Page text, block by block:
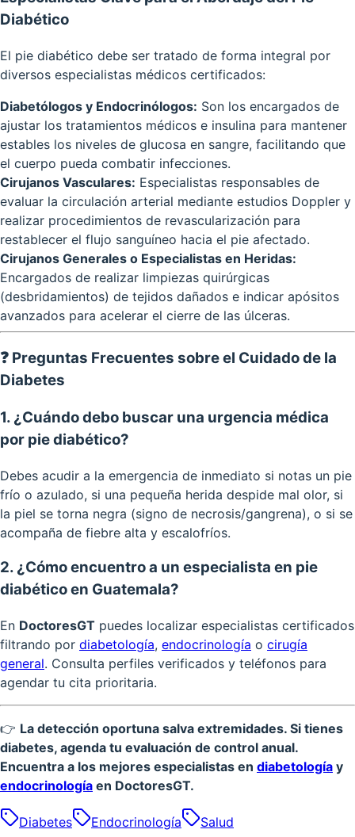
Diabético
El pie diabético debe ser tratado de forma integral por
diversos especialistas médicos certificados:
Diabetólogos y Endocrinólogos: Son los encargados de
ajustar los tratamientos médicos e insulina para mantener
estables los niveles de glucosa en sangre, facilitando que
el cuerpo pueda combatir infecciones.
Cirujanos Vasculares: Especialistas responsables de
evaluar la circulación arterial mediante estudios Doppler y
realizar procedimientos de revascularización para
restablecer el flujo sanguíneo hacia el pie afectado.
Cirujanos Generales o Especialistas en Heridas:
Encargados de realizar limpiezas quirúrgicas
(desbridamientos) de tejidos dañados e indicar apósitos
avanzados para acelerar el cierre de las úlceras.
❓ Preguntas Frecuentes sobre el Cuidado de la
Diabetes
1. ¿Cuándo debo buscar una urgencia médica
por pie diabético?
Debes acudir a la emergencia de inmediato si notas un pie
frío o azulado, si una pequeña herida despide mal olor, si
la piel se torna negra (signo de necrosis/gangrena), o si se
acompaña de fiebre alta y escalofríos.
2. ¿Cómo encuentro a un especialista en pie
diabético en Guatemala?
En DoctoresGT puedes localizar especialistas certificados
filtrando por diabetología, endocrinología o cirugía
general. Consulta perfiles verificados y teléfonos para
agendar tu cita prioritaria.
👉 La detección oportuna salva extremidades. Si tienes
diabetes, agenda tu evaluación de control anual.
Encuentra a los mejores especialistas en diabetología y
endocrinología en DoctoresGT.
Diabetes Endocrinología Salud